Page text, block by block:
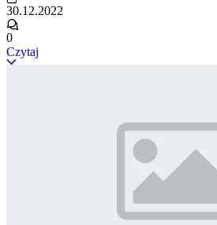
30.12.2022
0
Czytaj